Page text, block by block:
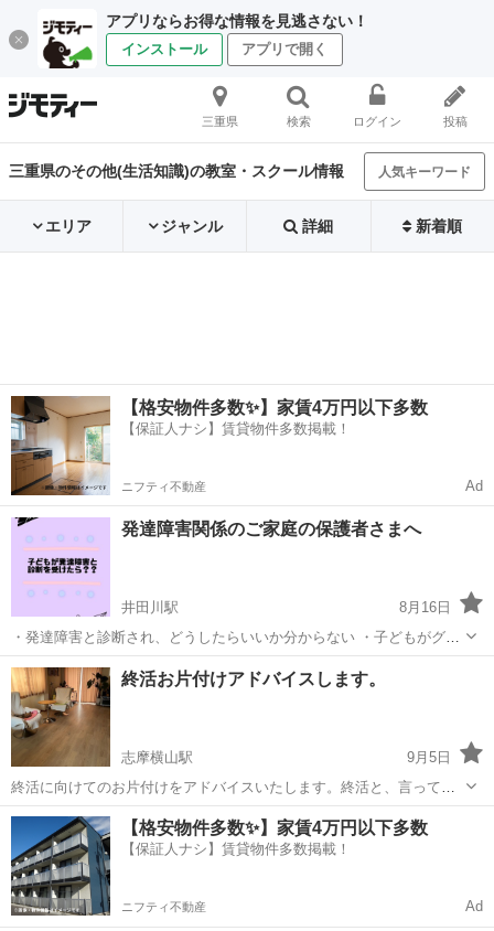
アプリならお得な情報を見逃さない！
インストール アプリで開く
三重県 検索 ログイン 投稿
三重県のその他(生活知識)の教室・スクール情報 人気キーワード
エリア ジャンル 詳細 新着順
【格安物件多数✨】家賃4万円以下多数
【保証人ナシ】賃貸物件多数掲載！
ニフティ不動産 Ad
発達障害関係のご家庭の保護者さまへ
井田川駅
8月16日
・発達障害と診断され、どうしたらいいか分からない ・子どもがグレ
ーゾーンではないかと悩んでいる ・子育てが上手くいかなくて悩んで
いる ・他の子より少し落ち着きがない どんな些細なことでも構いませ
ん。 お子さまの事でお悩みの...
三重 亀山市 井田川駅 その他 発達障害
終活お片付けアドバイスします。
志摩横山駅
9月5日
終活に向けてのお片付けをアドバイスいたします。終活と、言って
も、すべてのものを処分するわけではなく、シンプルに暮らすと言う
ご提案です。 近々、この三重県を襲う南海トラフに向けて、暗闇で
も、逃げる事ができる、安全な住まいにしま...
三重 志摩市 志摩横山駅 その他 終活
【格安物件多数✨】家賃4万円以下多数
【保証人ナシ】賃貸物件多数掲載！
ニフティ不動産 Ad